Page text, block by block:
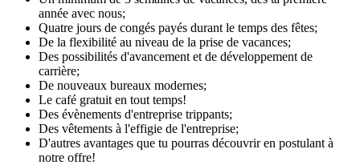
année avec nous;
Quatre jours de congés payés durant le temps des fêtes;
De la flexibilité au niveau de la prise de vacances;
Des possibilités d'avancement et de développement de
carrière;
De nouveaux bureaux modernes;
Le café gratuit en tout temps!
Des évènements d'entreprise trippants;
Des vêtements à l'effigie de l'entreprise;
D'autres avantages que tu pourras découvrir en postulant à
notre offre!